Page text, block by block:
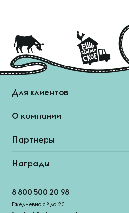
Для клиентов
О компании
Партнеры
Награды
8 800 500 20 98
Ежедневно с 9 до 20